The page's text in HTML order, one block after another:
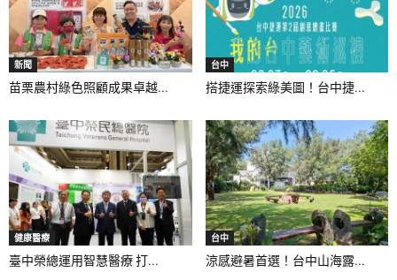
新聞
苗栗農村綠色照顧成果卓越...
台中
搭捷運探索綠美圖！台中捷...
健康醫療
臺中榮總運用智慧醫療 打...
台中
涼感避暑首選！台中山海露...